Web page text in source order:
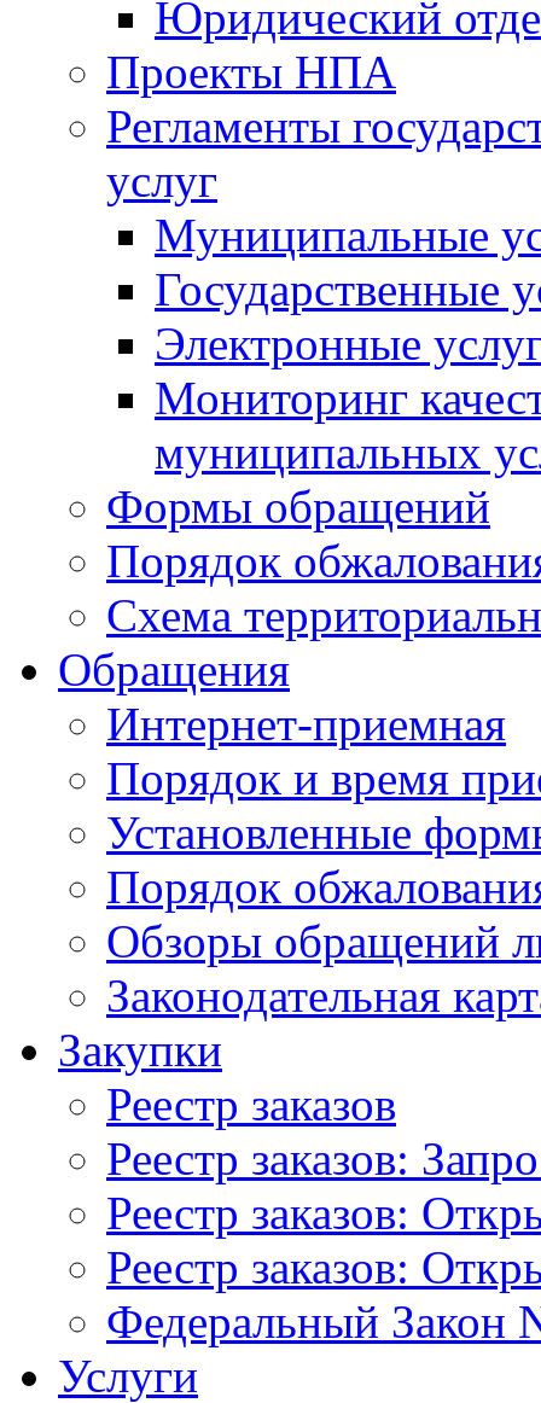
Юридический
Проекты НПА
Регламенты
услуг
Муниципальные
Государственные
Электронные
Мониторинг
муниципальных
Формы обращений
Порядок
Схема
Обращения
Интернет-приемная
Порядок и время
Установленные
Порядок
Обзоры обращений
Законодательная
Закупки
Реестр заказов
Реестр заказов:
Реестр заказов:
Реестр заказов:
Федеральный Закон
Услуги